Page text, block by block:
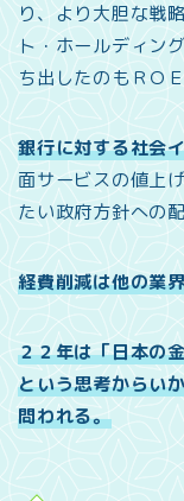
り、より大胆な戦
ト・ホールディン
ち出したのもＲＯ
銀行に対する社会
面サービスの値上
たい政府方針への
経費削減は他の業
２２年は「日本の
という思考からい
問われる。